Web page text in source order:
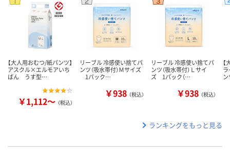
【大人用おむつ/紙パンツ】
アスクル×エルモアいち
ばん うす型…
￥1,112～ （税込）
リーブル 冷感使い捨てパ
ンツ（吸水帯付）Ｍサイズ
1パック…
￥938 （税込）
リーブル 冷感使い捨てパ
ンツ（吸水帯付）Ｌサイ
ズ 1パック（…
￥938 （税込）
ランキングをもっと見る